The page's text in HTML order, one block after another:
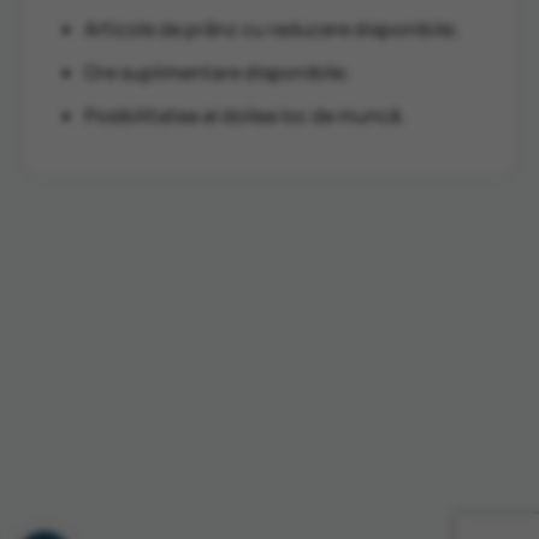
Articole de prânz cu reducere disponibile;
Ore suplimentare disponibile;
Posibilitatea al doilea loc de muncă.